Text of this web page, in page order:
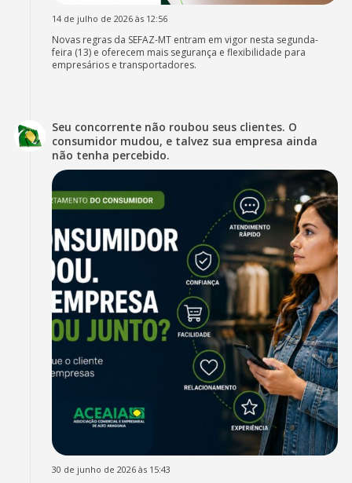
14 de julho de 2026 às 12:56
Novas regras da SEFAZ-MT entram em vigor nesta segunda-
feira (13) e oferecem mais segurança e flexibilidade para
empresários e transportadores.
Seu concorrente não roubou seus clientes. O
consumidor mudou, e talvez sua empresa ainda
não tenha percebido.
30 de junho de 2026 às 15:43